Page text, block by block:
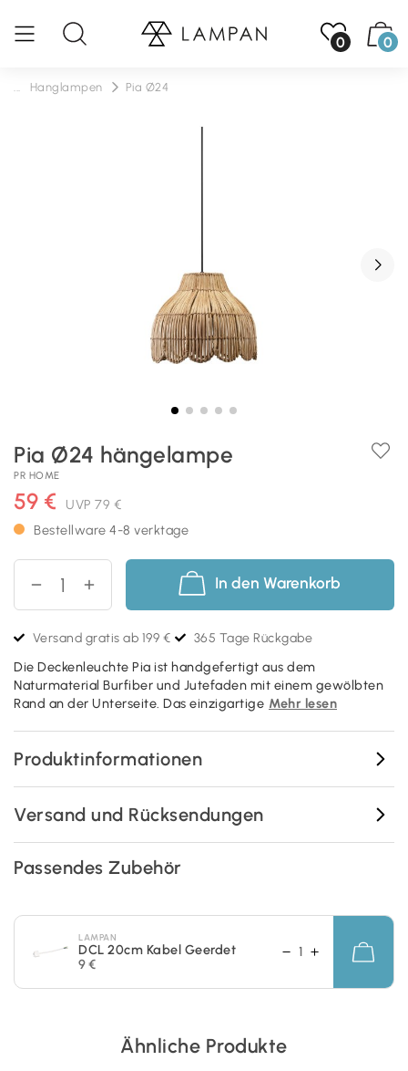
0 0
Hanglampen Pia Ø24
Pia Ø24 hängelampe
PR HOME
59 € UVP 79 €
Bestellware 4-8 verktage
In den Warenkorb
Versand gratis ab 199 € 365 Tage Rückgabe
Die Deckenleuchte Pia ist handgefertigt aus dem
Naturmaterial Burfiber und Jutefaden mit einem gewölbten
Rand an der Unterseite. Das einzigartige Mehr lesen
Produktinformationen
Versand und Rücksendungen
Passendes Zubehör
LAMPAN
DCL 20cm Kabel Geerdet
9 €
Ähnliche Produkte